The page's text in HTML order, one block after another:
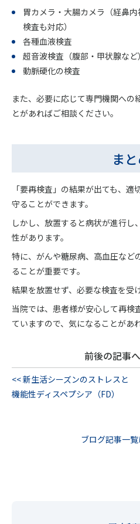
胃カメラ・大腸カメラ（経鼻
検査も対応）
各種血液検査
超音波検査（腹部・甲状腺など）
動脈硬化の検査
また、必要に応じて専門機関への
とがあればご相談ください。
ま
「要再検査」の結果が出ても、
守ることができます。
しかし、放置すると病状が進行
性があります。
特に、がんや糖尿病、高血圧など
ることが重要です。
結果を放置せず、必要な検査を受
当院では、患者様が安心して再検
ていますので、気になることがあ
前後の記事
<< 新生活シーズンのストレスと
機能性ディスペプシア（FD）
ブログ記事一